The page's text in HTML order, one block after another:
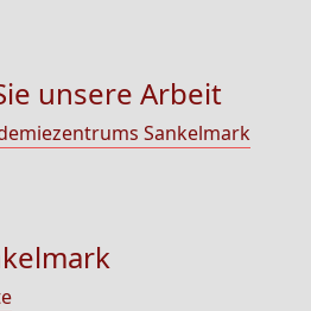
unsere Arbeit
Sankelmark